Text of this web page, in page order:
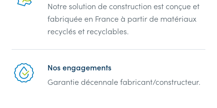
Notre solution de construction est conçue et
fabriquée en France à partir de matériaux
recyclés et recyclables.
Nos engagements
Garantie décennale fabricant/constructeur.